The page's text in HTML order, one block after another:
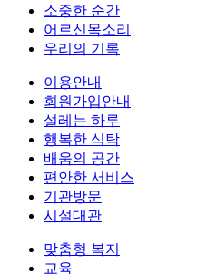
소중한 순간
어르신목소리
우리의 기록
이용안내
회원가입안내
설레는 하루
행복한 식탁
배움의 공간
편안한 서비스
기관방문
시설대관
맞춤형 복지
교육